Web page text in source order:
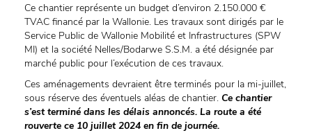
Ce chantier représente un budget d’environ 2.150.000 €
TVAC financé par la Wallonie. Les travaux sont dirigés par le
Service Public de Wallonie Mobilité et Infrastructures (SPW
MI) et la société Nelles/Bodarwe S.S.M. a été désignée par
marché public pour l’exécution de ces travaux.
Ces aménagements devraient être terminés pour la mi-juillet,
sous réserve des éventuels aléas de chantier. Ce chantier
s’est terminé dans les délais annoncés. La route a été
rouverte ce 10 juillet 2024 en fin de journée.